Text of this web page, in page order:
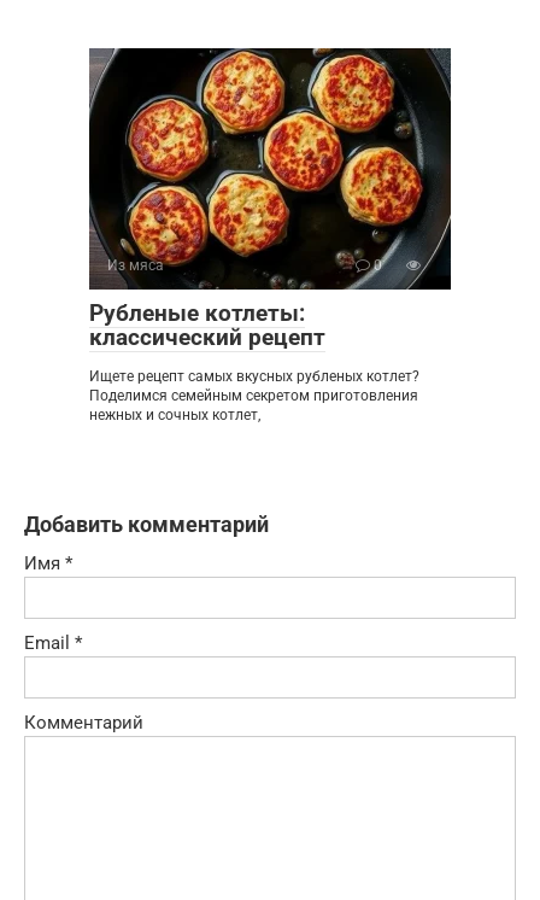
Из мяса 0
Рубленые котлеты:
классический рецепт
Ищете рецепт самых вкусных рубленых котлет?
Поделимся семейным секретом приготовления
нежных и сочных котлет,
Добавить комментарий
Имя *
Email *
Комментарий